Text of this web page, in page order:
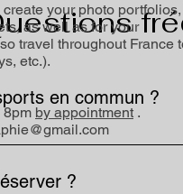
en commun ?
à pied du RER B (arrêt
?
your photo portfolios,
as well as for your
travel throughout France
etc.).
8pm by appointment .